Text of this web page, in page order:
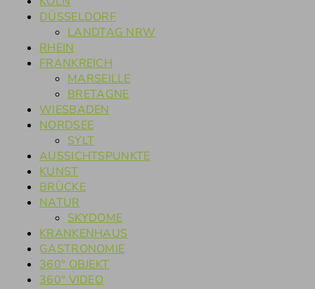
DÜSSELDORF
LANDTAG NRW
RHEIN
FRANKREICH
MARSEILLE
BRETAGNE
WIESBADEN
NORDSEE
SYLT
AUSSICHTSPUNKTE
KUNST
BRÜCKE
NATUR
SKYDOME
KRANKENHAUS
GASTRONOMIE
360° OBJEKT
360° VIDEO